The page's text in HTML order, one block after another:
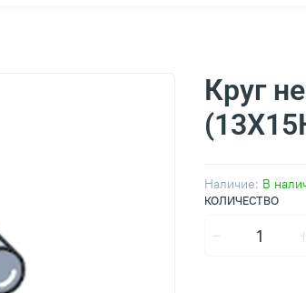
Наличие: В
Круг
КОЛИЧЕСТВО